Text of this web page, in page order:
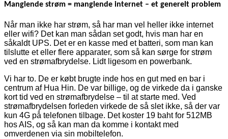
Manglende strøm = manglende internet – et generelt problem
Når man ikke har strøm, så har man vel heller ikke internet
eller wifi? Det kan man sådan set godt, hvis man har en
såkaldt UPS. Det er en kasse med et batteri, som man kan
tilslutte et eller flere apparater, som så kan sørge for strøm
ved en strømafbrydelse. Lidt ligesom en powerbank.
Vi har to. De er købt brugte inde hos en gut med en bar i
centrum af Hua Hin. De var billige, og de virkede da i ganske
kort tid ved en strømafbrydelse – til at starte med. Ved
strømafbrydelsen forleden virkede de så slet ikke, så der var
kun 4G på telefonen tilbage. Det koster 19 baht for 512MB
hos AIS, og så kan man da komme i kontakt med
omverdenen via sin mobiltelefon.